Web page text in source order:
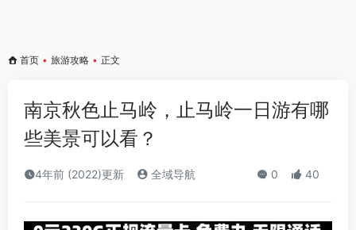
首页 • 旅游攻略 • 正文
南京秋色止马岭，止马岭一日游有哪
些美景可以看？
4年前 (2022)更新 全域导航 0 40